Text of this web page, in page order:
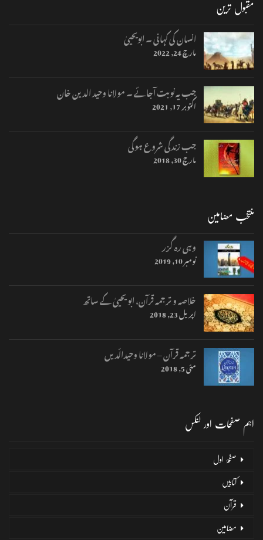
مقبول ترین
انسان کی کہانی ۔ ابویحییٰ
مارچ 24, 2022
جب یہ نوبت آجائے ۔ مولانا وحید الدین خان
اکتوبر 17, 2021
جب زندگی شروع ہوگی
مارچ 30, 2018
منتخب مضامین
وہی رہ گزر
نومبر 10, 2019
خلاصہ و ترجمہ قرآن، ابو یحییٰ کے ساتھ
اپریل 23, 2018
ترجمہ قرآن – مولانا وحیدالّدیں
مئی 5, 2018
اہم صفحات اور لنکس
صفحۂ اول
کتابیں
قرآن
مضامین